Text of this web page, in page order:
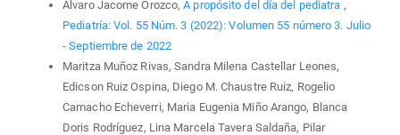
Álvaro Jacome Orozco,A propósito del día del pediatra ,
Pediatría: Vol. 55 Núm. 3 (2022): Volumen 55 número 3. Julio
- Septiembre de 2022
Maritza Muñoz Rivas, Sandra Milena Castellar Leones,
Edicson Ruiz Ospina, Diego M. Chaustre Ruiz, Rogelio
Camacho Echeverri, Maria Eugenia Miño Arango, Blanca
Doris Rodríguez, Lina Marcela Tavera Saldaña, Pilar